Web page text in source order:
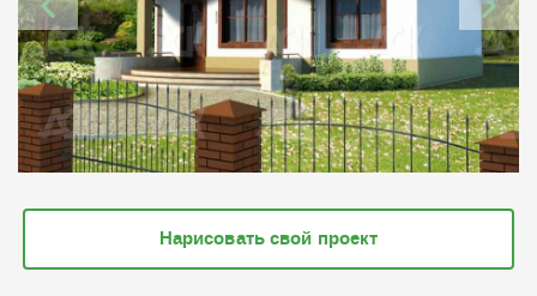
Нарисовать свой проект